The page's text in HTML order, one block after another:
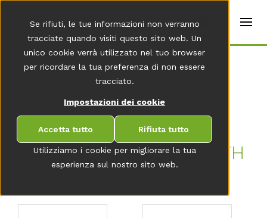
Utilizziamo i cookie per migliorare la tua
esperienza sul nostro sito web.
Se rifiuti, le tue informazioni non verranno
tracciate quando visiti questo sito web. Un
unico cookie verrà utilizzato nel tuo browser
per ricordare la tua preferenza di non essere
tracciato.
Impostazioni dei cookie
Accetta tutto Rifiuta tutto
t
r
s
E
n
Home
RE­FE­REN­ZE
TO­GE­THER BET­TER WITH
OUR PART­NERS